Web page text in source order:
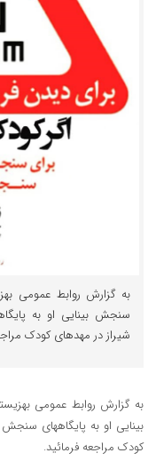
سنجش بینایی او به
شیراز در مهدهای کودک
بینایی او به پایگاههای
کودک مراجعه فرمائید.